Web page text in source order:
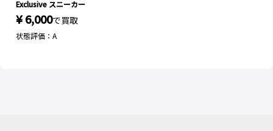
Exclusive スニーカー
¥ 6,000で買取
状態評価：A